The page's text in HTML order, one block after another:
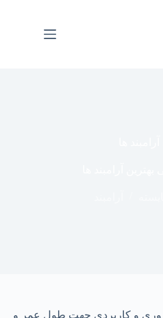
و کاربردی جهت طول عمر و